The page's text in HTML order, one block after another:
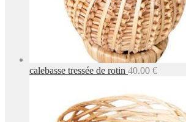
calebasse tressée de rotin 40.00 €